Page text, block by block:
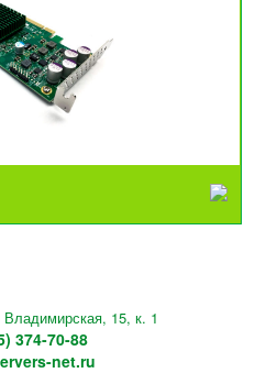
15, к. 1
374-70-88
net.ru